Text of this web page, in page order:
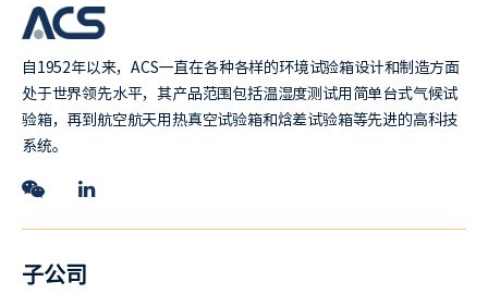
自1952年以来，ACS一直在各种各样的环境试验箱设计和制造方面
处于世界领先水平，其产品范围包括温湿度测试用简单台式气候试
验箱，再到航空航天用热真空试验箱和焓差试验箱等先进的高科技
系统。
子公司